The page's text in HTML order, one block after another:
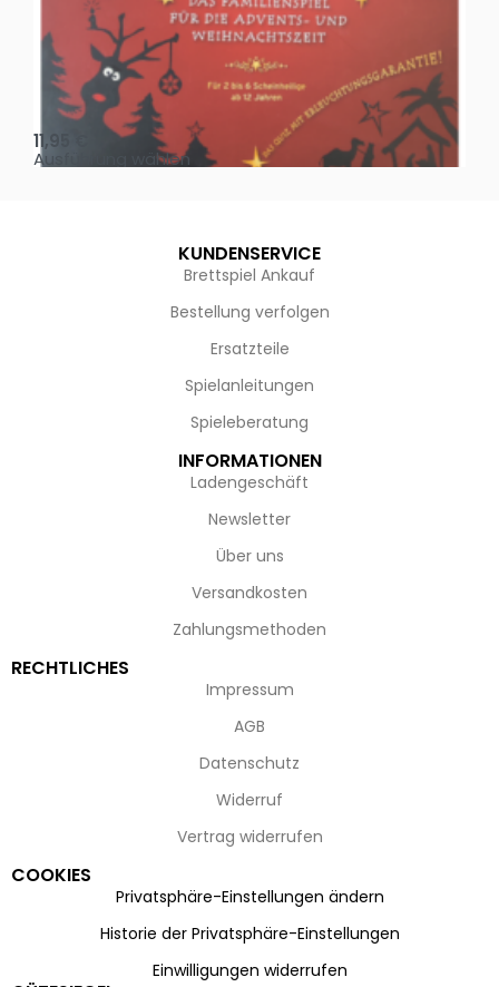
Oh, heilige Nacht!
11,95
Ausführung wählen
KUNDENSERVICE
Brettspiel Ankauf
Bestellung verfolgen
Ersatzteile
Spielanleitungen
Spieleberatung
INFORMATIONEN
Ladengeschäft
Newsletter
Über uns
Versandkosten
Zahlungsmethoden
RECHTLICHES
Impressum
AGB
Datenschutz
Widerruf
Vertrag widerrufen
COOKIES
Privatsphäre-Einstellungen ändern
Historie der Privatsphäre-Einstellungen
Einwilligungen widerrufen